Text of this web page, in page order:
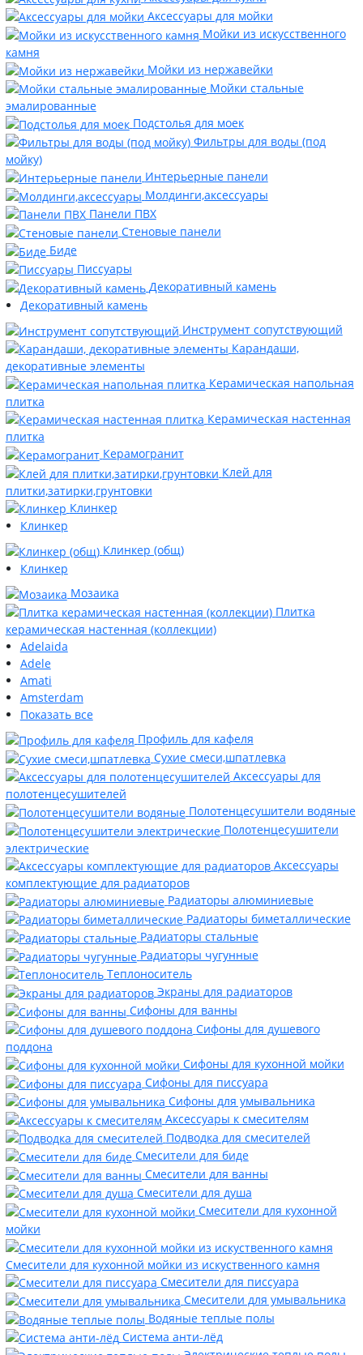
Аксессуары для мойки
Мойки из искусственного
камня
Мойки из нержавейки
Мойки стальные
эмалированные
Подстолья для моек
Фильтры для воды (под
мойку)
Интерьерные панели
Молдинги,аксессуары
Панели ПВХ
Стеновые панели
Биде
Писсуары
Декоративный камень
Декоративный камень
Инструмент сопутствующий
Карандаши,
декоративные элементы
Керамическая напольная
плитка
Керамическая настенная
плитка
Керамогранит
Клей для
плитки,затирки,грунтовки
Клинкер
Клинкер
Клинкер (общ)
Клинкер
Мозаика
Плитка
керамическая настенная (коллекции)
Adelaida
Adele
Amati
Amsterdam
Показать все
Профиль для кафеля
Сухие смеси,шпатлевка
Аксессуары для
полотенцесушителей
Полотенцесушители водяные
Полотенцесушители
электрические
Аксессуары
комплектующие для радиаторов
Радиаторы алюминиевые
Радиаторы биметаллические
Радиаторы стальные
Радиаторы чугунные
Теплоноситель
Экраны для радиаторов
Сифоны для ванны
Сифоны для душевого
поддона
Сифоны для кухонной мойки
Сифоны для писсуара
Сифоны для умывальника
Аксессуары к смесителям
Подводка для смесителей
Смесители для биде
Смесители для ванны
Смесители для душа
Смесители для кухонной
мойки
Смесители для кухонной мойки из искуственного камня
Смесители для писсуара
Смесители для умывальника
Водяные теплые полы
Система анти-лёд